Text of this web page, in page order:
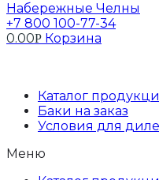
Набережные Челны
+7 800 100-77-34
0.00Р Корзина
Каталог
Баки на заказ
Условия для
Меню